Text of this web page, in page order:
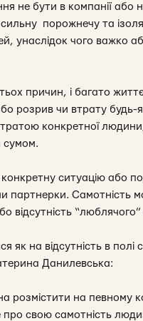
не бути в компанії
порожнечу та
унаслідок чого
причин, і багато
розрив чи втрату будь-
конкретної людини,
сумом.
ситуацію або
Самотність
відсутність “люблячого”
як на відсутність в
Данилевська:
на певному
свою самотність